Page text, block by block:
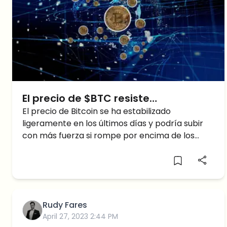
El precio de $BTC resiste
fuertemente – ¿Llegará Bitcoin a los
40K?
El precio de Bitcoin se ha estabilizado
ligeramente en los últimos días y podría subir
con más fuerza si rompe por encima de los
la resistencia, existe el riesgo de otra fuerte
predicción del precio de Bitcoin
Rudy Fares
April 27, 2023 2:44 PM